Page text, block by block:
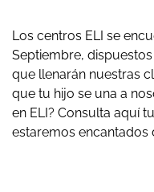
Los centros ELI se
Septiembre,
que llenarán nuestras
que tu hijo se una a
en ELI? Consulta aquí tu
estaremos encantados